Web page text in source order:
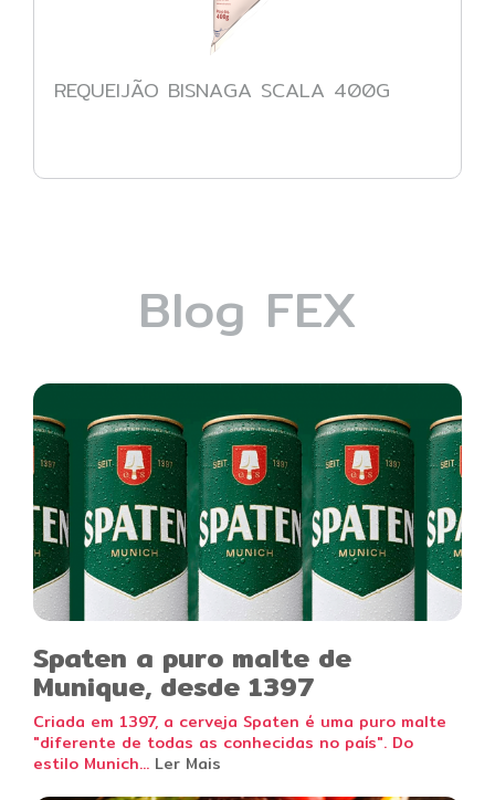
REQUEIJÃO BISNAGA SCALA 400G
Blog FEX
Spaten a puro malte de
Munique, desde 1397
Criada em 1397, a cerveja Spaten é uma puro malte
"diferente de todas as conhecidas no país". Do
estilo Munich... Ler Mais